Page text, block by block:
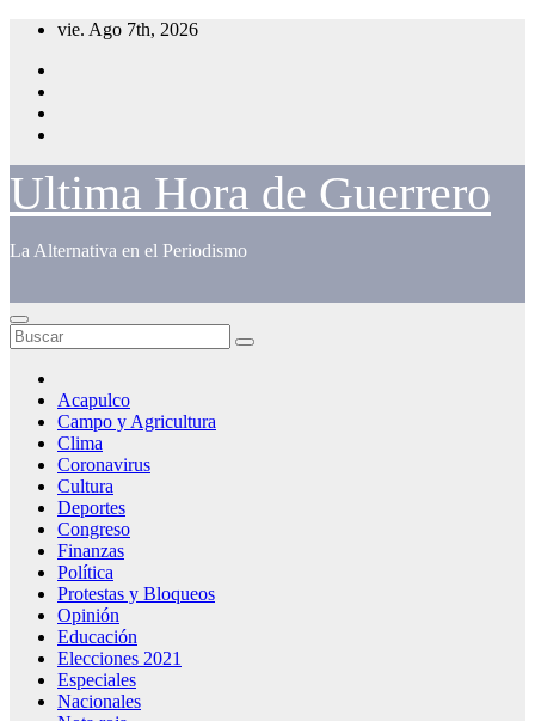
Saltar
contenido
vie. Ago 7th, 2026
Ultima Hora de Guerrero
La Alternativa en el Periodismo
Acapulco
Campo y Agricultura
Clima
Coronavirus
Cultura
Deportes
Congreso
Finanzas
Política
Protestas y Bloqueos
Opinión
Educación
Elecciones 2021
Especiales
Nacionales